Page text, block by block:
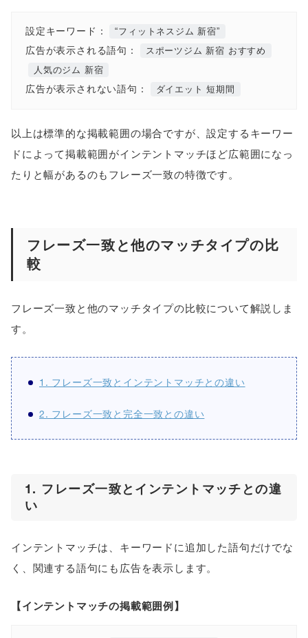
設定キーワード： “フィットネスジム 新宿”
広告が表示される語句：
スポーツジム 新宿 おすすめ
人気のジム 新宿
広告が表示されない語句： ダイエット 短期間
以上は標準的な掲載範囲の場合ですが、設定するキーワー
ドによって掲載範囲がインテントマッチほど広範囲になっ
たりと幅があるのもフレーズ一致の特徴です。
フレーズ一致と他のマッチタイプの比
較
フレーズ一致と他のマッチタイプの比較について解説しま
す。
1. フレーズ一致とインテントマッチとの違い
2. フレーズ一致と完全一致との違い
1. フレーズ一致とインテントマッチとの違
い
インテントマッチは、キーワードに追加した語句だけでな
く、関連する語句にも広告を表示します。
【インテントマッチの掲載範囲例】